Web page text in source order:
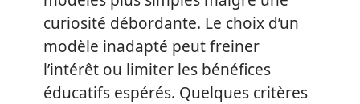
curiosité débordante. Le choix d’un
modèle inadapté peut freiner
l’intérêt ou limiter les bénéfices
éducatifs espérés. Quelques critères